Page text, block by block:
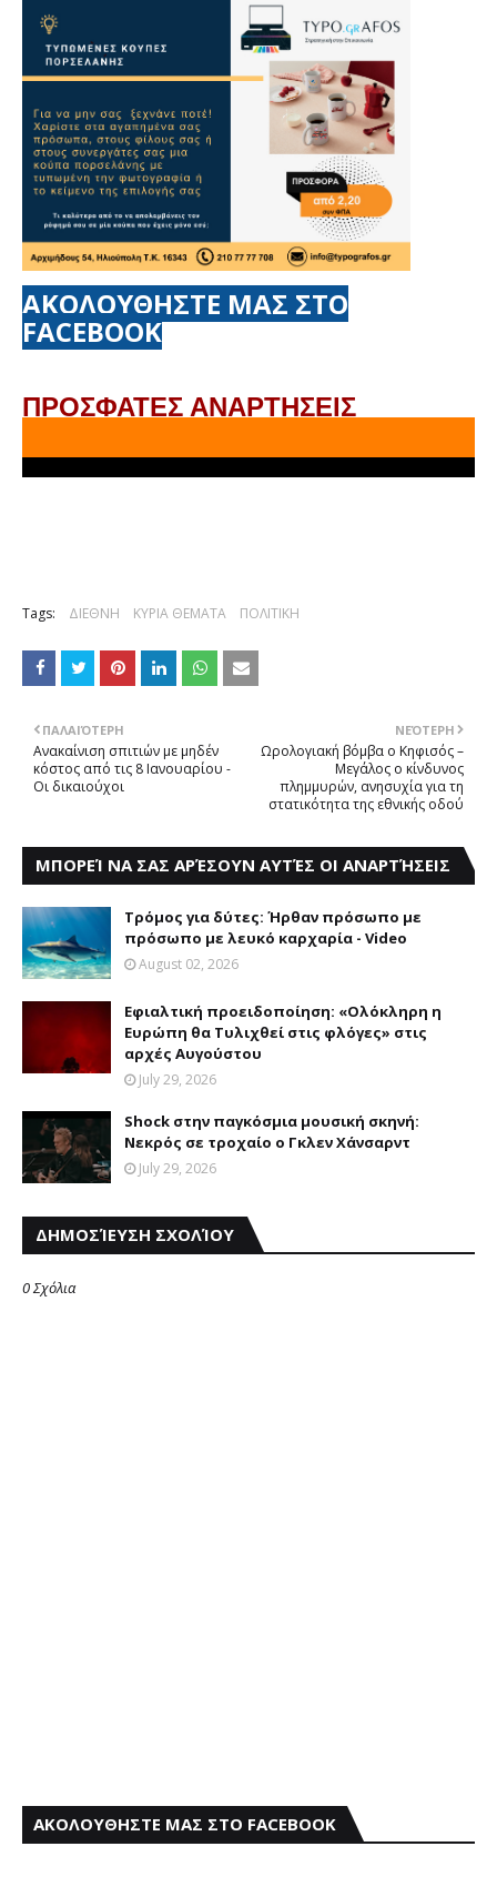
ΑΚΟΛΟΥΘΗΣΤΕ ΜΑΣ ΣΤΟ
FACEBOOK
ΠΡΟΣΦΑΤΕΣ ΑΝΑΡΤΗΣΕΙΣ
Tags: ΔΙΕΘΝΗ ΚΥΡΙΑ ΘΕΜΑΤΑ ΠΟΛΙΤΙΚΗ
ΝΕΌΤΕΡΗ
Ωρολογιακή βόμβα ο Κηφισός –
Μεγάλος ο κίνδυνος
πλημμυρών, ανησυχία για τη
στατικότητα της εθνικής οδού
ΠΑΛΑΙΌΤΕΡΗ
Ανακαίνιση σπιτιών με μηδέν
κόστος από τις 8 Ιανουαρίου -
Οι δικαιούχοι
ΜΠΟΡΕΊ ΝΑ ΣΑΣ ΑΡΈΣΟΥΝ ΑΥΤΈΣ ΟΙ ΑΝΑΡΤΉΣΕΙΣ
Τρόμος για δύτες: Ήρθαν πρόσωπο με
πρόσωπο με λευκό καρχαρία - Video
August 02, 2026
Eφιαλτική προειδοποίηση: «Oλόκληρη η
Eυρώπη θα Tυλιχθεί στις φλόγες» στις
αρχές Aυγούστου
July 29, 2026
Shock στην παγκόσμια μουσική σκηνή:
Νεκρός σε τροχαίο ο Γκλεν Χάνσαρντ
July 29, 2026
ΔΗΜΟΣΊΕΥΣΗ ΣΧΟΛΊΟΥ
0 Σχόλια
ΑΚΟΛΟΥΘΗΣΤΕ ΜΑΣ ΣΤΟ FACEBOOK